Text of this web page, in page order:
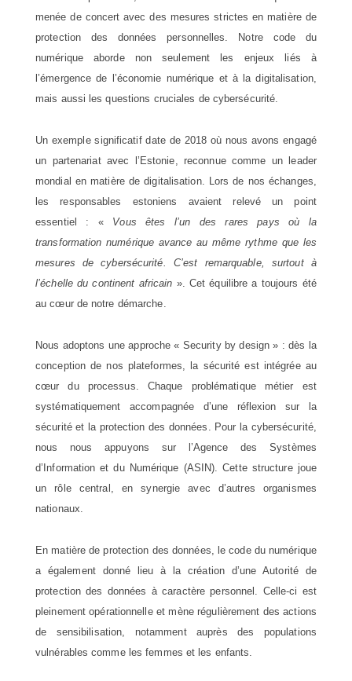
menée de concert avec des mesures strictes en matière de
protection des données personnelles. Notre code du
numérique aborde non seulement les enjeux liés à
l’émergence de l’économie numérique et à la digitalisation,
mais aussi les questions cruciales de cybersécurité.
Un exemple significatif date de 2018 où nous avons engagé
un partenariat avec l’Estonie, reconnue comme un leader
mondial en matière de digitalisation. Lors de nos échanges,
les responsables estoniens avaient relevé un point
essentiel : « Vous êtes l’un des rares pays où la
transformation numérique avance au même rythme que les
mesures de cybersécurité. C’est remarquable, surtout à
l’échelle du continent africain ». Cet équilibre a toujours été
au cœur de notre démarche.
Nous adoptons une approche « Security by design » : dès la
conception de nos plateformes, la sécurité est intégrée au
cœur du processus. Chaque problématique métier est
systématiquement accompagnée d’une réflexion sur la
sécurité et la protection des données. Pour la cybersécurité,
nous nous appuyons sur l’Agence des Systèmes
d’Information et du Numérique (ASIN). Cette structure joue
un rôle central, en synergie avec d’autres organismes
nationaux.
En matière de protection des données, le code du numérique
a également donné lieu à la création d’une Autorité de
protection des données à caractère personnel. Celle-ci est
pleinement opérationnelle et mène régulièrement des actions
de sensibilisation, notamment auprès des populations
vulnérables comme les femmes et les enfants.